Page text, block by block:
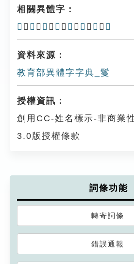
相關異體字：
𨲛 、 𨲾 、 𩦧 、 䯶 、 𩭈 、 𩮉 、 䰋 、 𩮺
資料來源：
教育部異體字字典_鬘
授權資訊：
創用CC-姓名標示-非商業
3.0版授權條款
詞條功能
轉寄詞條
錯誤通報